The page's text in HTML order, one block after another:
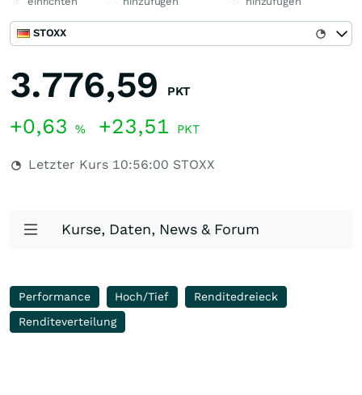
STOXX
3.776,59 PKT
+0,63 % +23,51 PKT
Letzter Kurs 10:56:00 STOXX
Kurse, Daten, News & Forum
Performance Hoch/Tief
Renditedreieck
Renditeverteilung